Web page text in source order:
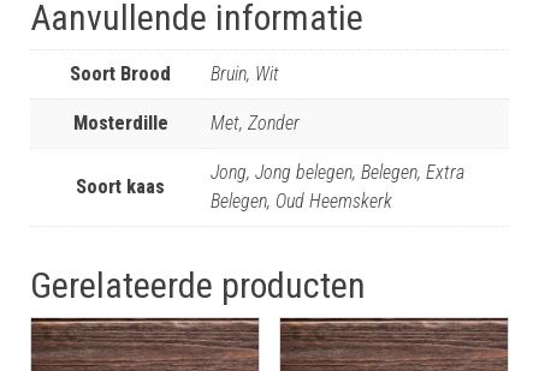
Aanvullende informatie
Soort Brood Bruin, Wit
Mosterdille Met, Zonder
Soort kaas
Jong, Jong belegen, Belegen, Extra
Belegen, Oud Heemskerk
Gerelateerde producten